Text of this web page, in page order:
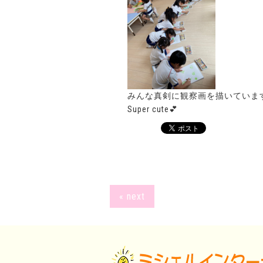
みんな真剣に観察画を描いていま
Super cute💕
« next